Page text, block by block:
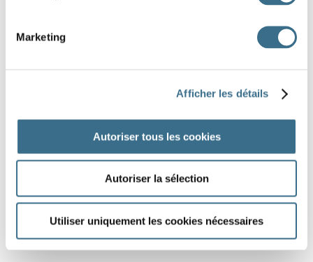
Marketing
Afficher les détails
Autoriser tous les cookies
Autoriser la sélection
Utiliser uniquement les cookies nécessaires